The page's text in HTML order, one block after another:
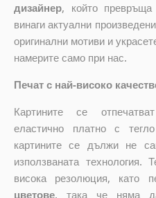
дизайнер, койтопревръща
винаги актуални
оригинални мотиви и
намерите само при нас.
Печат с най-високо
Картините се
еластично платно с
картините се дължи не
използваната
висока резолюция, като
цветове, така че няма